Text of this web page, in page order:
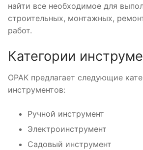
найти все необходимое для
строительных, монтажных,
работ.
Категории
ОРАК предлагает следующие
инструментов:
Ручной инструмент
Электроинструмент
Садовый инструмент